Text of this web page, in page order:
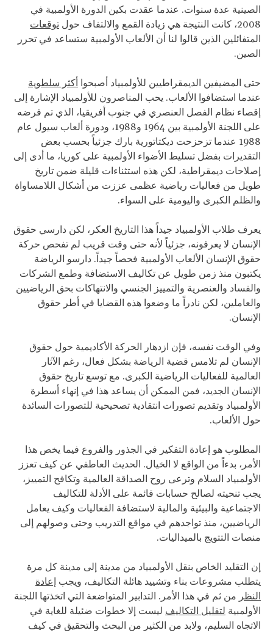
الصينية عدة سنوات. عندما عقدت بكين الدورة الأولمبية في
2008، كانت النتيجة هي زيادة القمع والالتفاف حول
توقعات
المتفائلين الذين قالوا لنا أن الألعاب الأولمبية ستساعد في تحرر
الصين.
حتى المضيفين الديمقراطيين للأولمبياد أصبحوا أكثر سلطوية
عندما استضافوا الألعاب. يحب المناصرون للأولمبياد الإشارة إلى
إقصاء نظام الفصل العنصري في جنوب أفريقيا، الذي تم فرضه
على اللجنة الأولمبية بين 1964 و1988، ودورة ألعاب سيول عام
1988 عندما تزحزحت ديكتاتورية بارك جزئياً بحسب بعض
التقديرات بفضل تسليط الأضواء الأولمبية على كوريا، ما أدى إلى
إصلاحات ديمقراطية، لكن هذه استثناءات قليلة ضمن تاريخ
طويل من فعاليات رياضية عظمى عززت من أشكال اللامساواة
والظلم الكبرى واليومية على السواء.
يعرف طلاب الأولمبياد جيداً هذا التاريخ العكر، لكن دارسي حقوق
الإنسان لا يعرفونه، جزئياً لأنه حتى وقت قريب لم تفحص حركة
حقوق الإنسان الألعاب الأولمبية فحصاً جيداً. دارسو الرياضة
يكتبون منذ زمن طويل عن تكاليف الاستضافة وطمع الشركات
والفساد والعنصرية والتمييز الجنسي والانتهاكات بحق الرياضيين
والعاملين، لكن نادراً ما وضعوا هذه القضايا في أطر حقوق
الإنسان.
وفي الوقت نفسه، فإن ازدهار الحركة الأكاديمية حول حقوق
الإنسان لم تلامس قضية الرياضة بشكل فعال، رغم الآثار
العالمية للفعاليات الرياضية الكبرى. مع توسع تاريخ حقوق
الإنسان الجديد، فمن الممكن أن يساعد هذا في إنهاء أسطرة
الأولمبياد وتقديم تصورات انتقادية تصحيحية للتصورات السائدة
حول الألعاب.
المطلوب هو إعادة التفكير في الجذور والفروع فيما يخص هذا
الأمر، بدءاً من الواقع لا الخيال. الحديث العاطفي عن كيف تعزز
الأولمبياد السلام وترعى روح الصداقة العالمية وتكافح التمييز،
يجب تنحيته لصالح حسابات قائمة على الأدلة للتكاليف
الاجتماعية والبيئية والمالية لاستضافة الفعاليات وكيف يعامل
الرياضيين، منذ تواجدهم في مواقع التدريب وحتى وصولهم إلى
منصات التتويج بالميداليات.
إن التقليد الخاص بنقل الأولمبياد من مدينة إلى مدينة كل مرة
يتطلب مشروعات بناء وتشييد هائلة التكاليف، ويجب إعادة
النظر من ثم في هذا الأمر. التدابير المتواضعة التي اتخذتها اللجنة
الأولمبية لتقليل التكاليف ليست إلا خطوات ضئيلة للغاية في
الاتجاه السليم، ولابد من الكثير من البحث والتحقيق في كيف